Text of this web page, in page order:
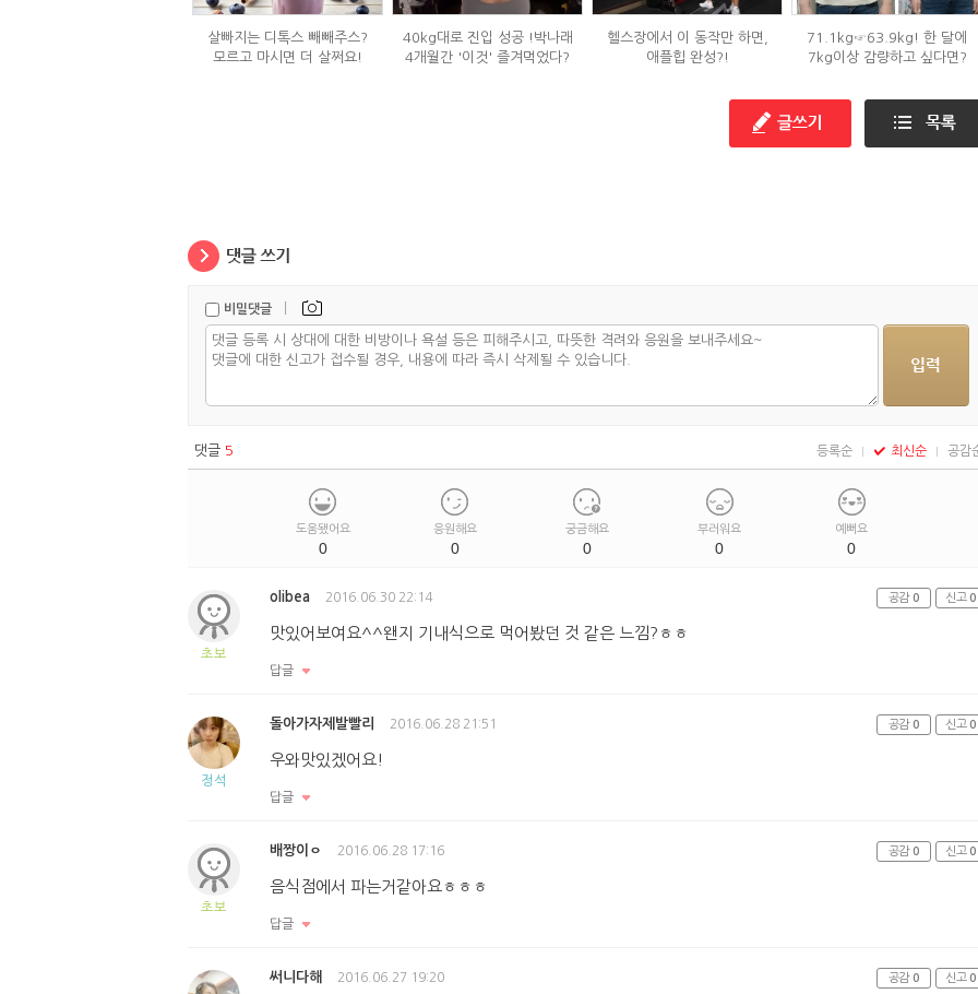
살빠지는 디톡스 빼빼주스?
모르고 마시면 더 살쩌요!
40kg대로 진입 성공 !박나래
4개월간 '이것' 즐겨먹었다?
헬스장에서 이 동작만 하면,
애플힙 완성?!
71.1kg☞63.9kg! 한 달에
7kg이상 감량하고 싶다면?
비밀댓글 |
댓글 5 등록순 최신순 공감
도움됐어요
0
응원해요
0
궁금해요
0
부러워요
0
예뻐요
0
초보
olibea 2016.06.30 22:14
맛있어보여요^^왠지 기내식으로 먹어봤던 것 같은 느낌?ㅎㅎ
답글
공감 0 신고 0
정석
돌아가자제발빨리 2016.06.28 21:51
우와맛있겠어요!
답글
공감 0 신고 0
초보
배짱이ㅇ 2016.06.28 17:16
음식점에서 파는거같아요ㅎㅎㅎ
답글
공감 0 신고 0
써니다해 2016.06.27 19:20 공감 0 신고 0